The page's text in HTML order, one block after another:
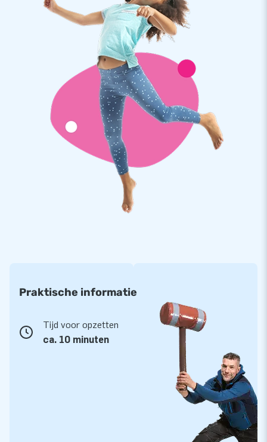
Praktische informatie
Tijd voor opzetten
ca. 10 minuten